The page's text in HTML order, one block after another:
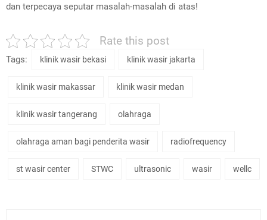
dan terpecaya seputar masalah-masalah di atas!
Rate this post
Tags: klinik wasir bekasi klinik wasir jakarta
klinik wasir makassar klinik wasir medan
klinik wasir tangerang olahraga
olahraga aman bagi penderita wasir radiofrequency
st wasir center STWC ultrasonic wasir wellc